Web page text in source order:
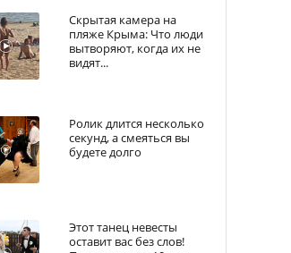
Скрытая камера на
пляже Крыма: Что люди
вытворяют, когда их не
видят...
Ролик длится несколько
секунд, а смеяться вы
будете долго
Этот танец невесты
оставит вас без слов!